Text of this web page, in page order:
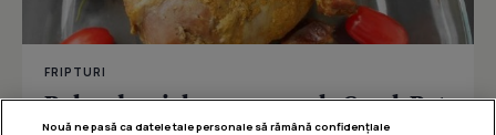
FRIPTURI
Pulpa de miel cu curcuma la Crock Pot
Nouă ne pasă ca datele tale personale să rămână confidențiale